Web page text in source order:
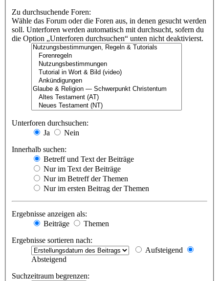
Zu durchsuchende Foren:
Wähle das Forum oder die Foren aus, in denen gesucht werden
soll. Unterforen werden automatisch mit durchsucht, sofern du
die Option „Unterforen durchsuchen“ unten nicht deaktivierst.
Unterforen durchsuchen:
Ja
Nein
Innerhalb suchen:
Betreff und Text der Beiträge
Nur im Text der Beiträge
Nur im Betreff der Themen
Nur im ersten Beitrag der Themen
Ergebnisse anzeigen als:
Beiträge
Themen
Ergebnisse sortieren nach:
Aufsteigend
Absteigend
Suchzeitraum begrenzen: